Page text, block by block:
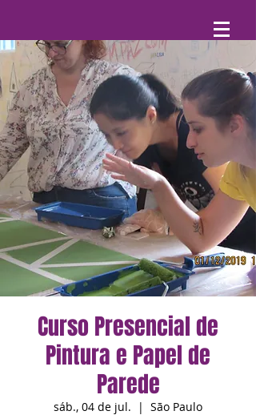
Curso Presencial de
Pintura e Papel de
Parede
sáb., 04 de jul.
  |
São Paulo